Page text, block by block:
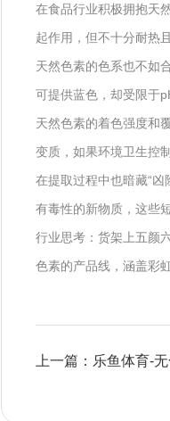
在食品行业积极拥抱天
起作用，但不十分耐热
天然色素的色系也不如
可提供蓝色，却受限于
天然色素的着色强度和
变质，如果环境卫生控
在提取过程中也暗藏“
有毒性的新物质，这些
行业思考：货架上五颜
色素的产品线，涵盖彩
上一篇：乐鱼体育-